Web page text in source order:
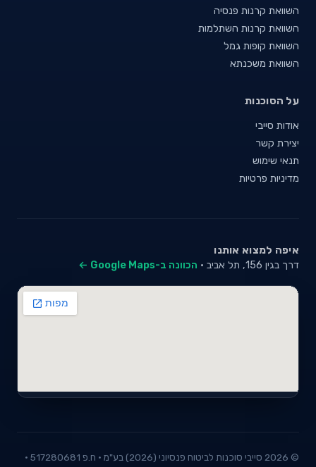
השוואת קרנות פנסיה
השוואת קרנות השתלמות
השוואת קופות גמל
השוואת משכנתא
על הסוכנות
אודות סייבי
יצירת קשר
תנאי שימוש
מדיניות פרטיות
איפה למצוא אותנו
דרך בגין 156, תל אביב · הכוונה ב-Google Maps ←
© 2026 סייבי סוכנות לביטוח פנסיוני (2026) בע"מ · ח.פ 517280681 ·